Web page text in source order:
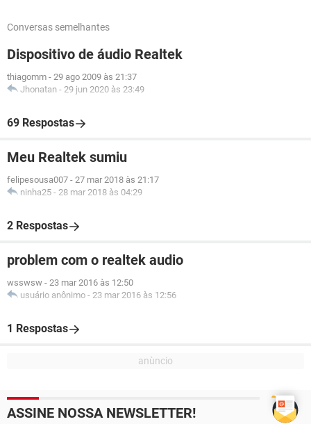
Conversas semelhantes
Dispositivo de áudio Realtek
thiagomm - 29 ago 2009 às 21:37
Jhonatan - 29 jun 2020 às 23:49
69 Respostas
Meu Realtek sumiu
felipesousa007 - 27 mar 2018 às 21:17
ninha25 - 28 mar 2018 às 04:29
2 Respostas
problem com o realtek audio
wsswsw - 23 mar 2016 às 12:50
usuário anônimo - 23 mar 2016 às 12:56
1 Respostas
ASSINE NOSSA NEWSLETTER!